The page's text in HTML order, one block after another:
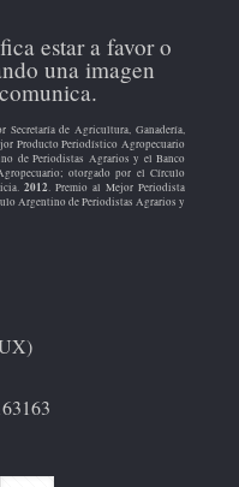
estar a favor o
una imagen
de Agricultura, Ganadería,
Producto Periodístico Agropecuario
de Periodistas Agrarios y el Banco
otorgado por el Círculo
2012. Premio al Mejor Periodista
Argentino de Periodistas Agrarios y